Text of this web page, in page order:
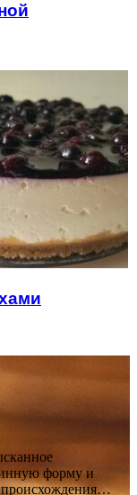
форму и
происхождения…